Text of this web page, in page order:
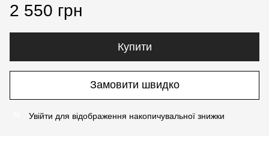
2 550 грн
Купити
Замовити швидко
Увійти для відображення накопичувальної знижки